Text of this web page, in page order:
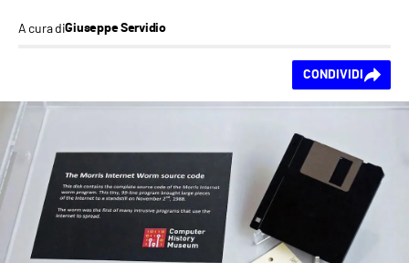
A cura diGiuseppe Servidio
CONDIVIDI